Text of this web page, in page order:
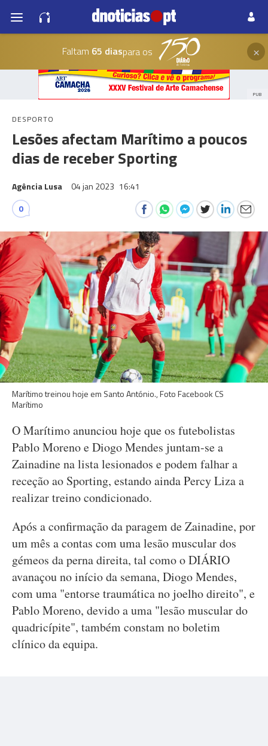
Faltam 65 diaspara os ×
PUB
DESPORTO
Lesões afectam Marítimo a poucos
dias de receber Sporting
Agência Lusa 04 jan 2023 16:41
0
Marítimo treinou hoje em Santo António., Foto Facebook CS
Marítimo
O Marítimo anunciou hoje que os futebolistas
Pablo Moreno e Diogo Mendes juntam-se a
Zainadine na lista lesionados e podem falhar a
receção ao Sporting, estando ainda Percy Liza a
realizar treino condicionado.
Após a confirmação da paragem de Zainadine, por
um mês a contas com uma lesão muscular dos
gémeos da perna direita, tal como o DIÁRIO
avanaçou no início da semana, Diogo Mendes,
com uma "entorse traumática no joelho direito", e
Pablo Moreno, devido a uma "lesão muscular do
quadricípite", também constam no boletim
clínico da equipa.